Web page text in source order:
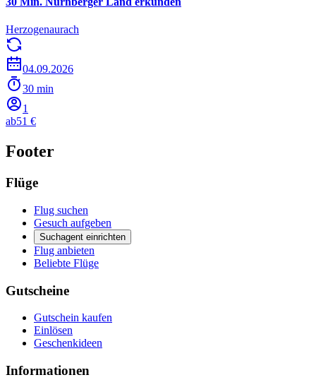
Herzogenaurach
04.09.2026
30 min
1
ab51 €
Footer
Flüge
Flug suchen
Gesuch aufgeben
Suchagent einrichten
Flug anbieten
Beliebte Flüge
Gutscheine
Gutschein kaufen
Einlösen
Geschenkideen
Informationen